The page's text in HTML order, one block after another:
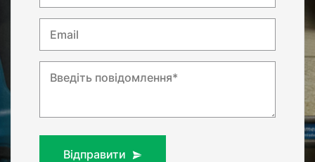
Email
Введіть повідомлення*
Відправити